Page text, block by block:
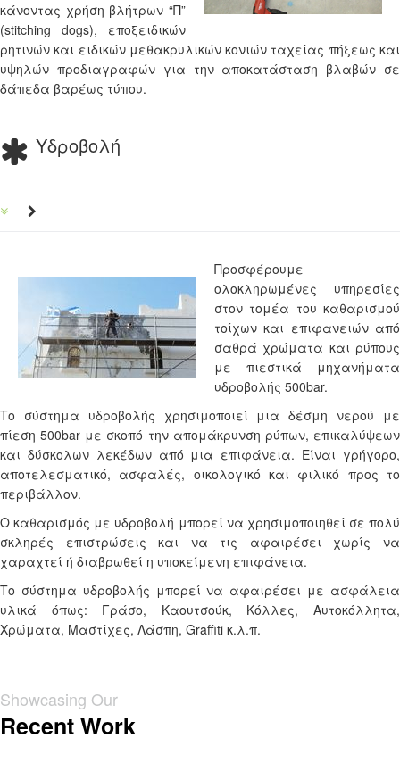
κάνοντας χρήση βλήτρων “Π”
(stitching dogs), εποξειδικών
ρητινών και ειδικών μεθακρυλικών κονιών ταχείας πήξεως και
υψηλών προδιαγραφών για την αποκατάσταση βλαβών σε
δάπεδα βαρέως τύπου.
Υδροβολή
Προσφέρουμε
ολοκληρωμένες υπηρεσίες
στον τομέα του καθαρισμού
τοίχων και επιφανειών από
σαθρά χρώματα και ρύπους
με πιεστικά μηχανήματα
υδροβολής 500bar.
Το σύστημα υδροβολής χρησιμοποιεί μια δέσμη νερού με
πίεση 500bar με σκοπό την απομάκρυνση ρύπων, επικαλύψεων
και δύσκολων λεκέδων από μια επιφάνεια. Είναι γρήγορο,
αποτελεσματικό, ασφαλές, οικολογικό και φιλικό προς το
περιβάλλον.
Ο καθαρισμός με υδροβολή μπορεί να χρησιμοποιηθεί σε πολύ
σκληρές επιστρώσεις και να τις αφαιρέσει χωρίς να
χαραχτεί ή διαβρωθεί η υποκείμενη επιφάνεια.
Το σύστημα υδροβολής μπορεί να αφαιρέσει με ασφάλεια
υλικά όπως: Γράσο, Καουτσούκ, Κόλλες, Αυτοκόλλητα,
Χρώματα, Μαστίχες, Λάσπη, Graffiti κ.λ.π.
Showcasing Our
Recent Work